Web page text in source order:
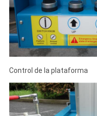
Control de la plataforma